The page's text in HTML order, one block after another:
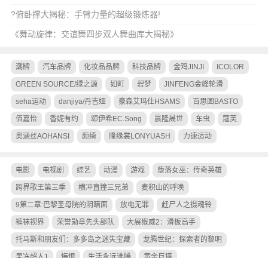
?俯卧撑大揭秘：手臂力量的超级锻炼器!
《舞动旋律：交谊舞四步双人舞曲库大揭秘》
潮牌 汽车品牌 化妆品品牌 科技品牌 金鸡JINJI ICOLOR
GREEN SOURCE/绿之源 如町 碧梦 JINFENG金峰轮滑
seha运动 danjiya/丹吉娅 豪森艾玛仕HSAMS 百思图BASTO
佰嘉怡 香妮有约 颂伊希EC.Song 晨隆晟世 车虫 蔻芙
奥涵丝AOHANSI 颜绮 隆缘裳LONYUASH 力速运动
电影 电视剧 综艺 动漫 游戏 堕落女巫：传奇英雄
跨界歌王第三季 横冲直撞三兄弟 麦积山的呼唤
9第二章:巴黎圣母院的阴暗面 放电无罪 赶尸人之摄魂铃
裤袜视界 荣誉勋章先头部队 大展猴威2：滑板高手
托马斯和朋友们：多多岛之迷失宝藏 龙腾世纪：探索者的黎明